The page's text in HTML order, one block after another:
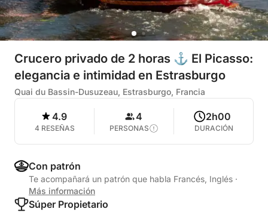
Crucero privado de 2 horas ⚓ El Picasso:
elegancia e intimidad en Estrasburgo
Quai du Bassin-Dusuzeau, Estrasburgo, Francia
4.9
4 RESEÑAS
4
PERSONAS
2h00
DURACIÓN
Con patrón
Te acompañará un patrón que habla Francés, Inglés ·
Más información
Súper Propietario